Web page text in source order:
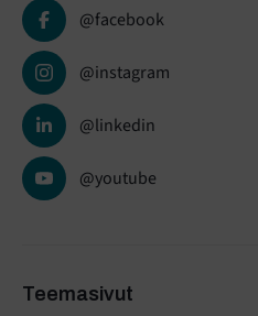
@facebook
@instagram
@linkedin
@youtube
Teemasivut